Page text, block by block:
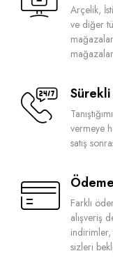
Arçelik,
ve diğer
vermeye
satış
Farklı
alışveriş
indirimler,
sizleri